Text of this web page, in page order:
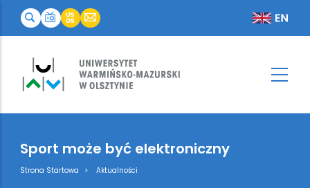
Sport może być elektroniczny
Breadcrumb
Strona Startowa Aktualności